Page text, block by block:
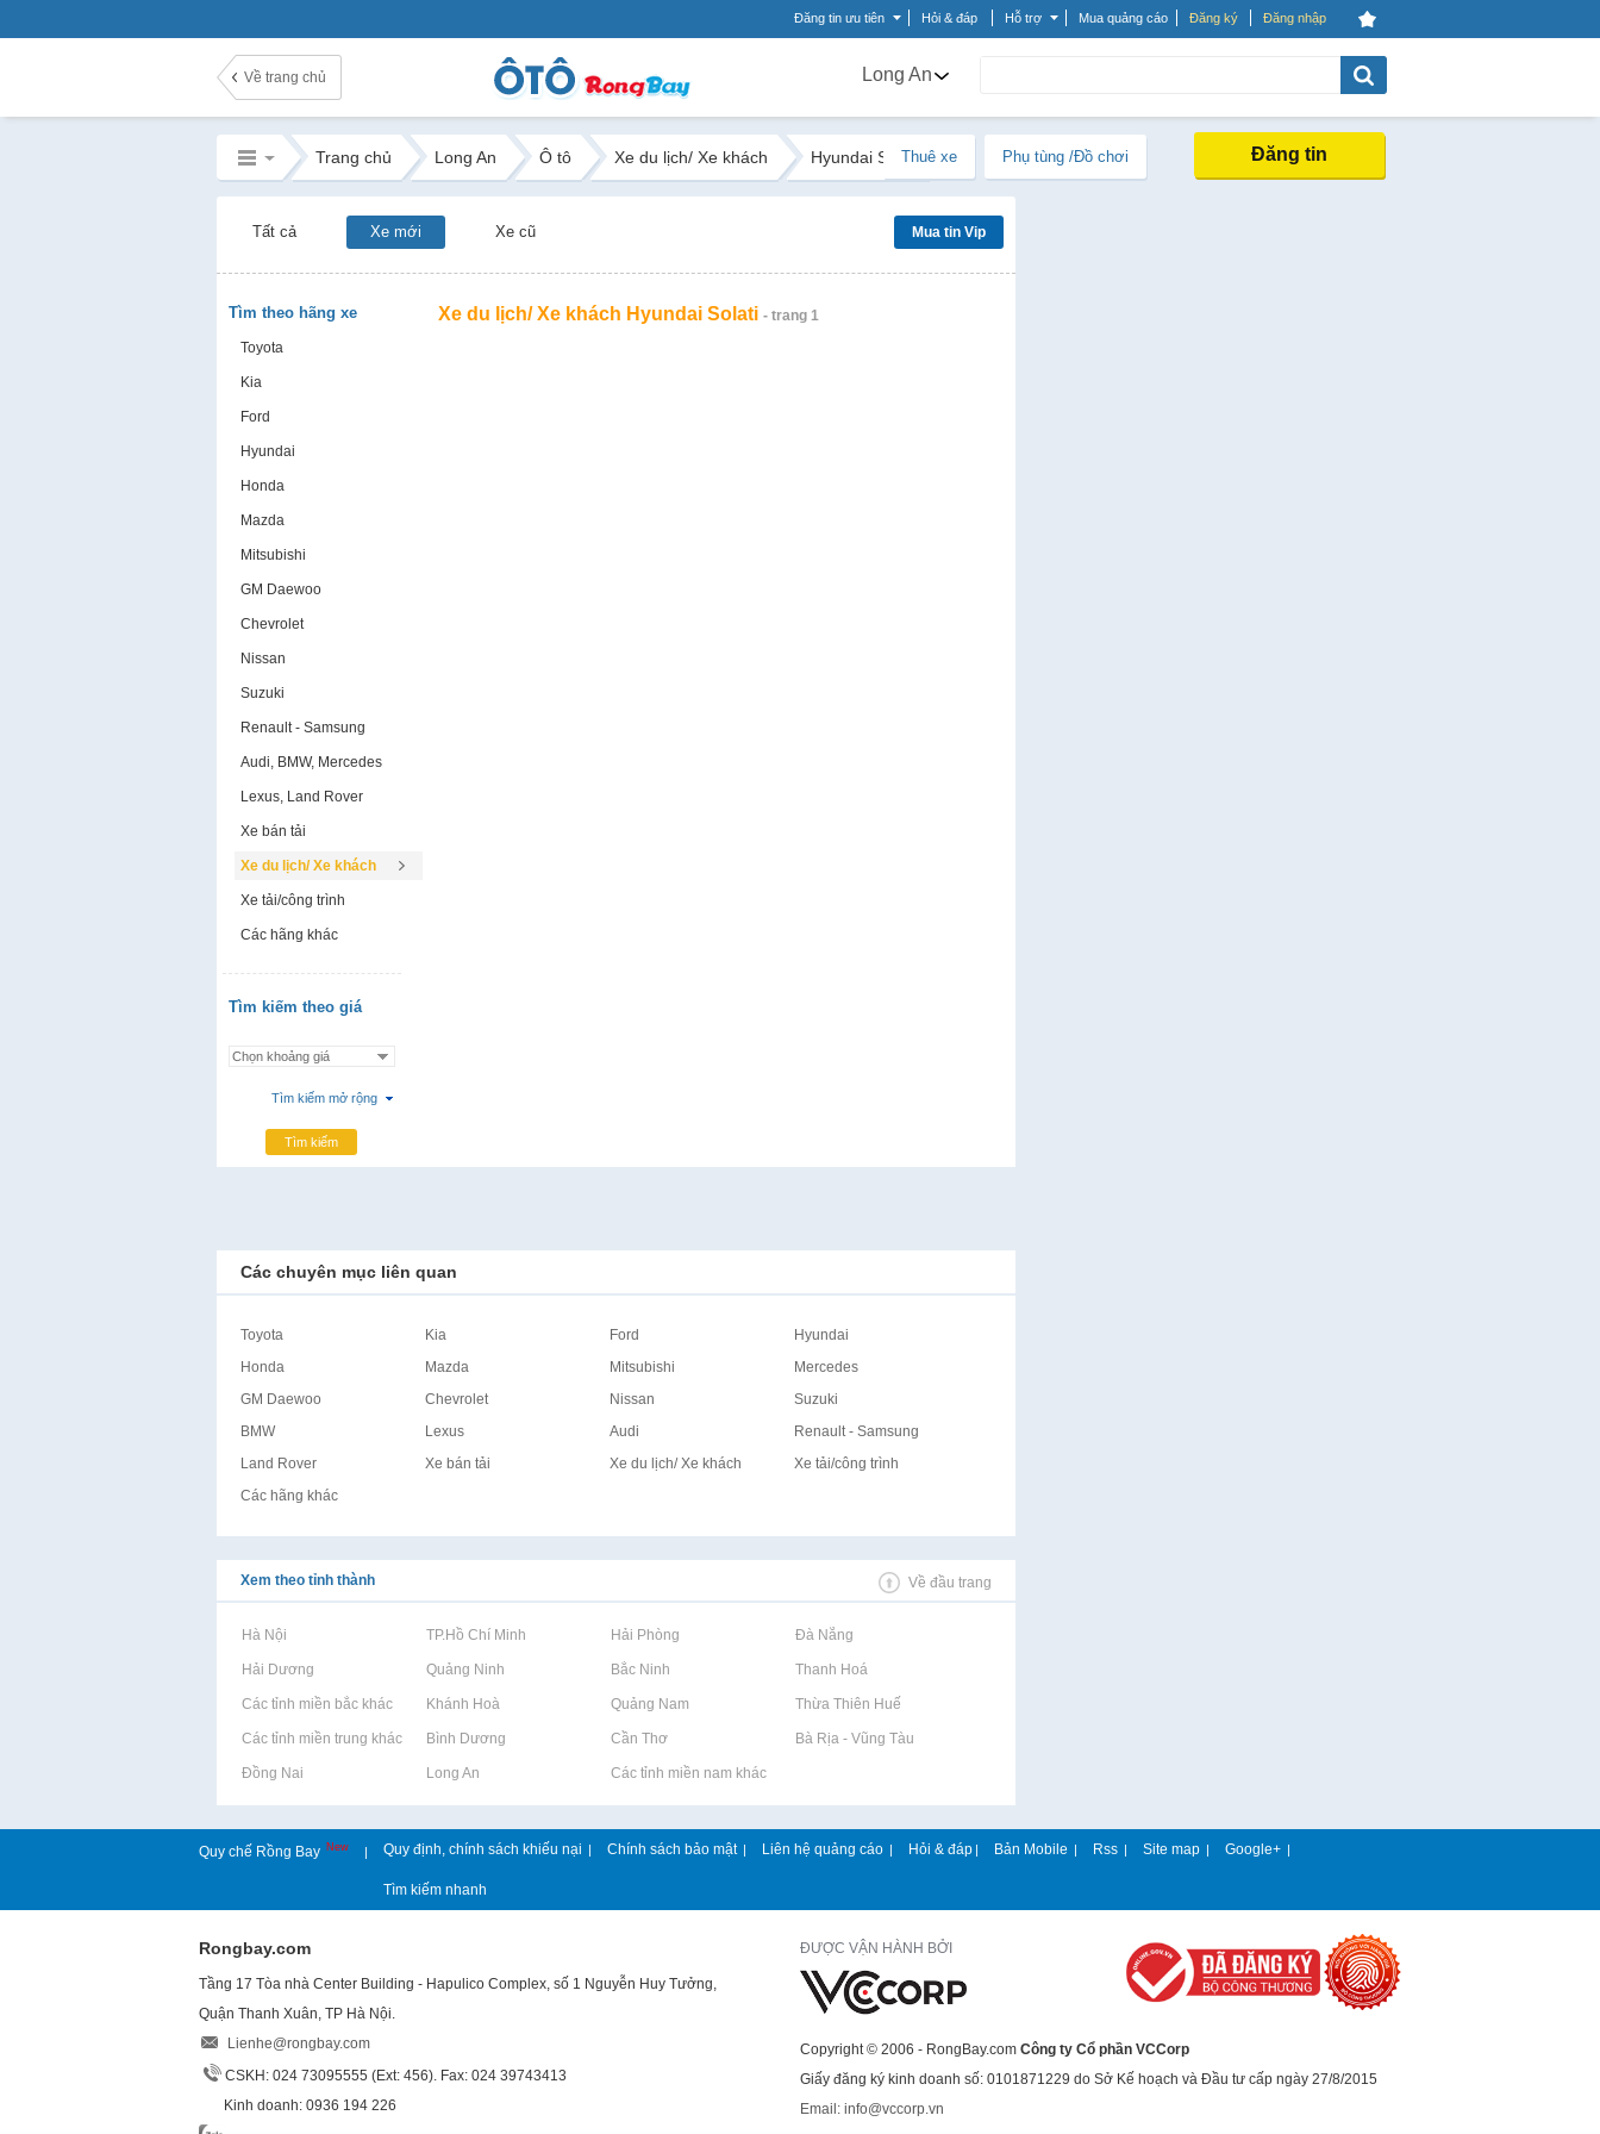
Đăng tin ưu tiên Hỏi & đáp Hỗ trợ Mua quảng cáo Đăng ký Đăng nhập
Về trang chủ Long An
Trang chủ Long An Ô tô Xe du lịch/ Xe khách Hyundai SolatiThuê xe Phụ tùng /Đồ chơi Đăng tin
Tất cả Xe mới Xe cũ Mua tin Vip
Tìm theo hãng xe
Toyota
Kia
Ford
Hyundai
Honda
Mazda
Mitsubishi
GM Daewoo
Chevrolet
Nissan
Suzuki
Renault - Samsung
Audi, BMW, Mercedes
Lexus, Land Rover
Xe bán tải
Xe du lịch/ Xe khách
Xe tải/công trình
Các hãng khác
Tìm kiếm theo giá
Tìm kiếm mở rộng
Tìm kiếm
Xe du lịch/ Xe khách Hyundai Solati - trang 1
Các chuyên mục liên quan
Toyota Kia Ford
Hyundai
Honda
Mazda Mitsubishi
Mercedes
GM Daewoo
Chevrolet Nissan
Suzuki
BMW
Lexus Audi
Renault - Samsung
Land Rover
Xe bán tải Xe du lịch/ Xe khách
Xe tải/công trình
Các hãng khác
Xem theo tỉnh thành Về đầu trang
Rao vặt tại Hà Nội Rao vặt tại TP.Hồ Chí Minh Rao vặt tại Hải Phòng Rao vặt tại Đà Nẵng
Rao vặt tại Hải Dương Rao vặt tại Quảng Ninh Rao vặt tại Bắc Ninh Rao vặt tại Thanh Hoá
Rao vặt tại Các tỉnh miền bắc khácRao vặt tại Khánh Hoà Rao vặt tại Quảng Nam Rao vặt tại Thừa Thiên Huế
Rao vặt tại Các tỉnh miền trung khácRao vặt tại Bình Dương Rao vặt tại Cần Thơ Rao vặt tại Bà Rịa - Vũng Tàu
Rao vặt tại Đồng Nai Rao vặt tại Long An Rao vặt tại Các tỉnh miền nam khác
Quy chế Rồng Bay New | Quy định, chính sách khiếu nại | Chính sách bảo mật | Liên hệ quảng cáo | Hỏi & đáp | Bản Mobile | Rss | Site map | Google+ |
Tìm kiếm nhanh
Rongbay.com
Tầng 17 Tòa nhà Center Building - Hapulico Complex, số 1 Nguyễn Huy Tưởng,
Quận Thanh Xuân, TP Hà Nội.
Lienhe@rongbay.com
CSKH: 024 73095555 (Ext: 456). Fax: 024 39743413
Kinh doanh: 0936 194 226
ĐƯỢC VẬN HÀNH BỞI
Copyright © 2006 - RongBay.com Công ty Cổ phần VCCorp
Giấy đăng ký kinh doanh số: 0101871229 do Sở Kế hoạch và Đầu tư cấp ngày 27/8/2015
Email: info@vccorp.vn